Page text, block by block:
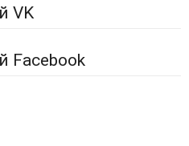
VK
Facebook